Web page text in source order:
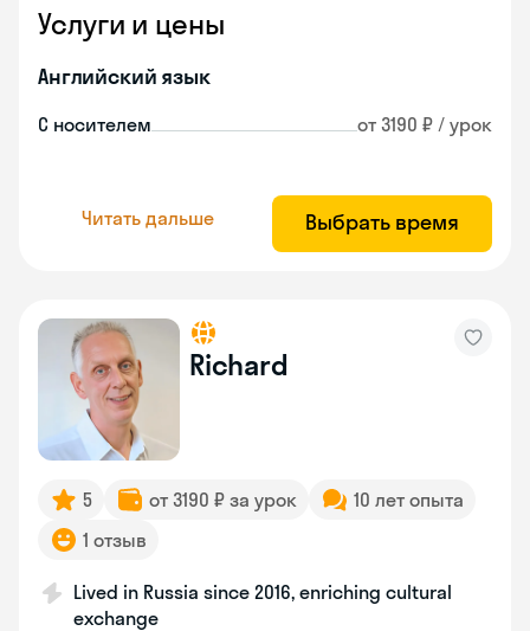
Услуги и цены
Английский язык
С носителем от 3190 ₽ / урок
Читать дальше Выбрать время
Richard
5 от 3190 ₽ за урок
10 лет опыта
1 отзыв
Lived in Russia since 2016, enriching cultural
exchange